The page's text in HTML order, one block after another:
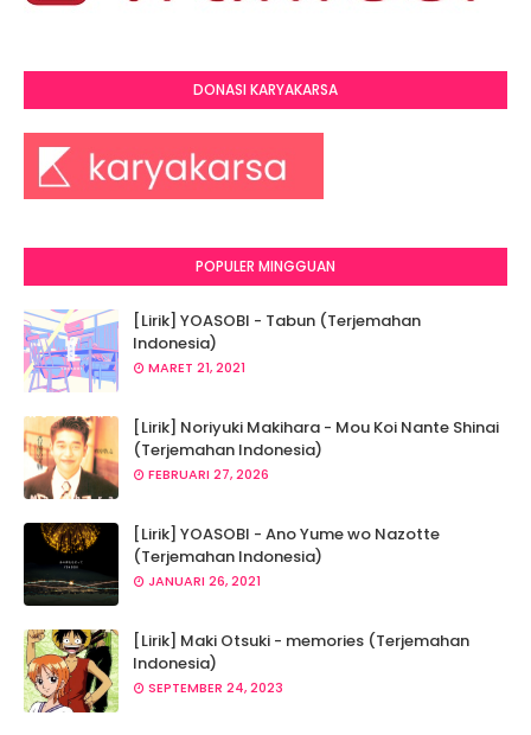
DONASI KARYAKARSA
POPULER MINGGUAN
[Lirik] YOASOBI - Tabun (Terjemahan
Indonesia)
MARET 21, 2021
[Lirik] Noriyuki Makihara - Mou Koi Nante Shinai
(Terjemahan Indonesia)
FEBRUARI 27, 2026
[Lirik] YOASOBI - Ano Yume wo Nazotte
(Terjemahan Indonesia)
JANUARI 26, 2021
[Lirik] Maki Otsuki - memories (Terjemahan
Indonesia)
SEPTEMBER 24, 2023